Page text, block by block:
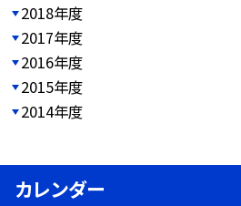
2018年度
2017年度
2016年度
2015年度
2014年度
カレンダー